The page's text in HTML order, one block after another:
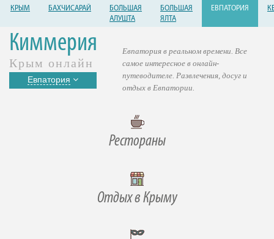
КРЫМ БАХЧИСАРАЙ
БОЛЬШАЯ
АЛУШТА
БОЛЬШАЯ
ЯЛТА
ЕВПАТОРИЯ
Киммерия
Крым онлайн
Евпатория
Рестораны
Отдых в Крыму
Евпатория в реальном времени. Все
самое интересное в онлайн-
путеводителе. Развлечения, досуг и
отдых в Евпатории.